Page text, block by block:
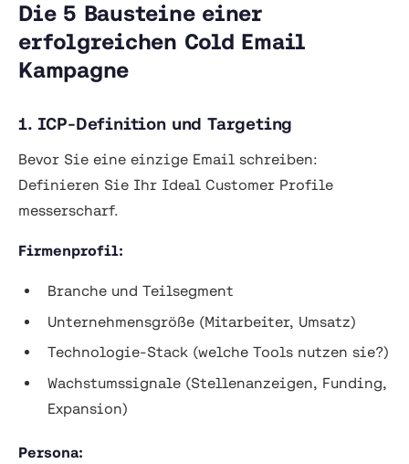
Die 5 Bausteine einer
erfolgreichen Cold Email
Kampagne
1. ICP-Definition und Targeting
Bevor Sie eine einzige Email schreiben:
Definieren Sie Ihr Ideal Customer Profile
messerscharf.
Firmenprofil:
Branche und Teilsegment
Unternehmensgröße (Mitarbeiter, Umsatz)
Technologie-Stack (welche Tools nutzen sie?)
Wachstumssignale (Stellenanzeigen, Funding,
Expansion)
Persona: